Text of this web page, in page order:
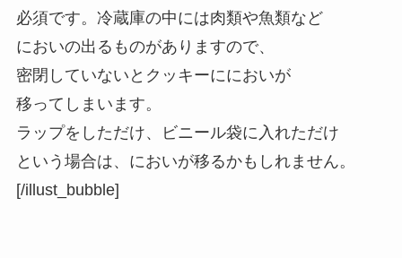
必須です。冷蔵庫の中には肉類や魚類など
においの出るものがありますので、
密閉していないとクッキーににおいが
移ってしまいます。
ラップをしただけ、ビニール袋に入れただけ
という場合は、においが移るかもしれません。
[/illust_bubble]